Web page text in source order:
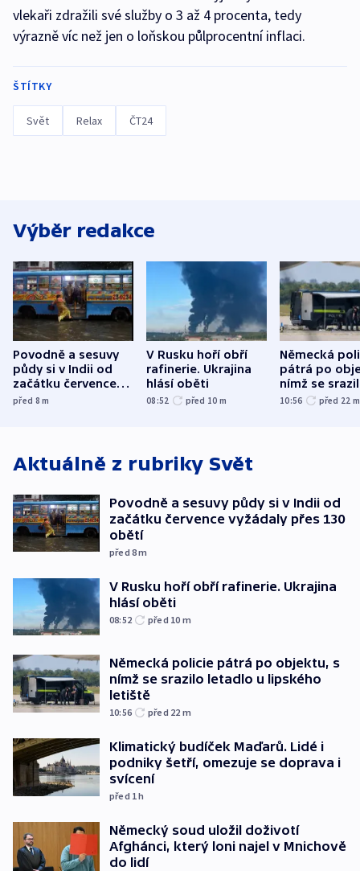
vlekaři zdražili své služby o 3 až 4 procenta, tedy
výrazně víc než jen o loňskou půlprocentní inflaci.
ŠTÍTKY
Svět Relax ČT24
Výběr redakce
Povodně a sesuvy
půdy si v Indii od
začátku července
vyžádaly přes 130
před 8m
V Rusku hoří obří
rafinerie. Ukrajina
hlásí oběti
08:52 před 10 m
Německá
pátrá po
nímž se
letadlo u
10:56 před 22 m
Aktuálně z rubriky Svět
Povodně a sesuvy půdy si v Indii od
začátku července vyžádaly přes 130
obětí
před 8m
V Rusku hoří obří rafinerie. Ukrajina
hlásí oběti
08:52 před 10 m
Německá policie pátrá po objektu, s
nímž se srazilo letadlo u lipského
letiště
10:56 před 22 m
Klimatický budíček Maďarů. Lidé i
podniky šetří, omezuje se doprava i
svícení
před 1h
Německý soud uložil doživotí
Afghánci, který loni najel v Mnichově
do lidí